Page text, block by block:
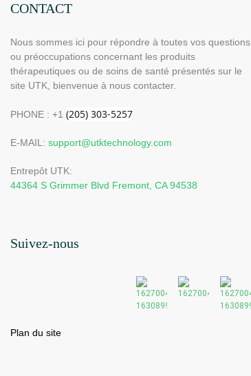
CONTACT
Nous sommes ici pour répondre à toutes vos questions
ou préoccupations concernant les produits
thérapeutiques ou de soins de santé présentés sur le
site UTK, bienvenue à nous contacter.
PHONE : +1
E-MAIL: support@utktechnology.com
Entrepôt UTK:
44364 S Grimmer Blvd Fremont, CA 94538
Suivez-nous
Plan du site